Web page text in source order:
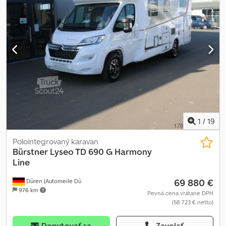
1 / 19
Düren (Automeile Dü
976 km
Polointegrovaný karavan
Bürstner Lyseo TD 690 G Harmony
Line
69 880 €
Pevná cena vrátane DPH
(58 723 € netto)